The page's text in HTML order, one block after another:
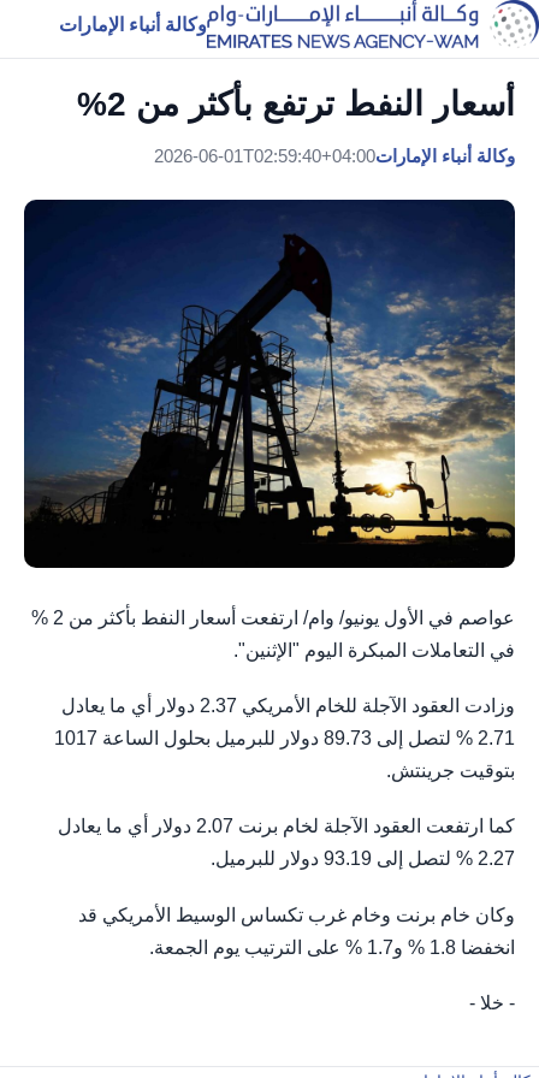
وكالة أنباء الإمارات
أسعار النفط ترتفع بأكثر من 2%
وكالة أنباء الإمارات2026-06-01T02:59:40+04:00
عواصم في الأول يونيو/ وام/ ارتفعت أسعار النفط بأكثر من 2 %
في التعاملات المبكرة اليوم "الإثنين".
وزادت ⁠العقود الآجلة للخام الأمريكي ⁠2.37 دولار أي ما يعادل
2.71 % لتصل إلى 89.73 دولار للبرميل بحلول الساعة 1017
⁠بتوقيت ​جرينتش.
كما ارتفعت ⁠العقود الآجلة لخام برنت 2.07 دولار أي ما يعادل
2.27 % لتصل إلى 93.19 دولار للبرميل.
وكان خام ​برنت وخام ‌غرب تكساس الوسيط ​الأمريكي قد
انخفضا 1.8 % و1.7 % ​على الترتيب يوم الجمعة.
- خلا -